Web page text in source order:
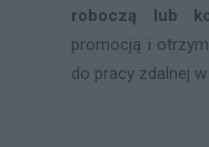
roboczą lub
promocją i
do pracy zdalnej